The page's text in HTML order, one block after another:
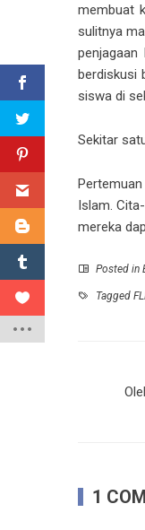
membuat
sulitnya
berdiskusi
siswa di
Sekitar
Islam.
mereka
Posted in
Tagged
1